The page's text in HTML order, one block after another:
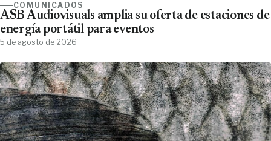
COMUNICADOS
ASB Audiovisuals amplia su oferta de estaciones de
energía portátil para eventos
5 de agosto de 2026